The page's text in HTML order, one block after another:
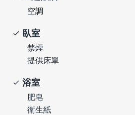
空調
臥室
禁煙
提供床單
浴室
肥皂
衛生紙